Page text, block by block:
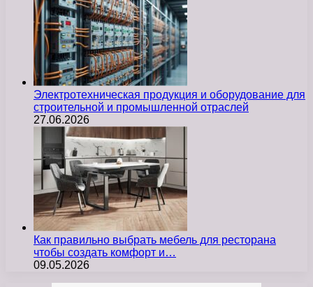
Электротехническая продукция и оборудование для
строительной и промышленной отраслей
27.06.2026
Как правильно выбрать мебель для ресторана
чтобы создать комфорт и…
09.05.2026